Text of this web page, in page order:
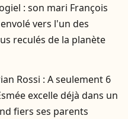
: son mari François
vers l'un des
reculés de la planète
Rossi : A seulement 6
excelle déjà dans un
fiers ses parents